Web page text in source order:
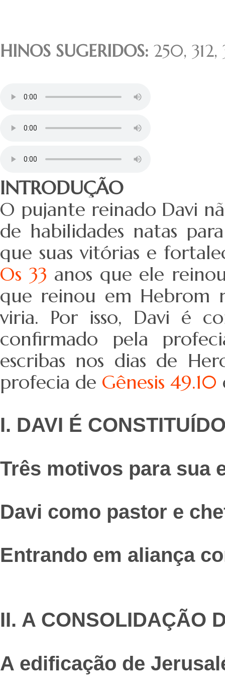
HINOS SUGERIDOS: 250,
INTRODUÇÃO
O pujante reinado Davi
de habilidades natas
que suas vitórias e
Os 33 anos que ele
que reinou em Hebrom
viria. Por isso, Davi é
confirmado pela
escribas nos dias de
profecia de Gênesis 49.10
I. DAVI É
Três motivos para sua
Davi como pastor e
Entrando em aliança
II. A CONSOLIDAÇÃO
A edificação de